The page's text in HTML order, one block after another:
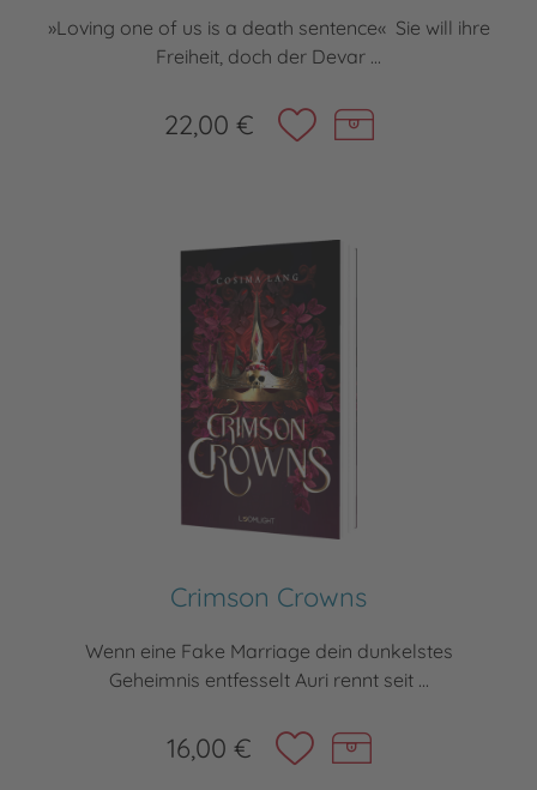
»Loving one of us is a death sentence« Sie will ihre
Freiheit, doch der Devar ...
22,00 €
Crimson Crowns
Wenn eine Fake Marriage dein dunkelstes
Geheimnis entfesselt Auri rennt seit ...
16,00 €